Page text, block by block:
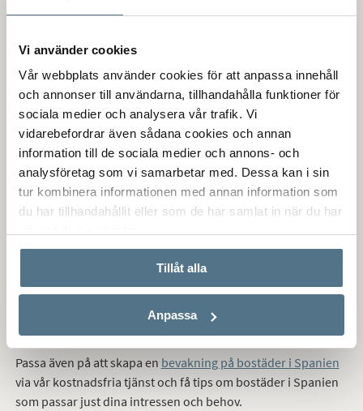
Vi använder cookies
Vår webbplats använder cookies för att anpassa innehåll
och annonser till användarna, tillhandahålla funktioner för
sociala medier och analysera vår trafik. Vi
vidarebefordrar även sådana cookies och annan
information till de sociala medier och annons- och
analysföretag som vi samarbetar med. Dessa kan i sin
tur kombinera informationen med annan information som
du har tillhandahållit eller som de har samlat in när du har
Tillåt alla
Anpassa
Det går att promenera till Nerja centrum. Det finns även
bussförbindelse. Med cykel eller bil tar det bara några
minuter.
Köpa bostad i La Exótica
Fastighetsmarknaden i Nerja erbjuder dig som köpare en
trygg och stabil investering. I La Exótica finns radhus och
som en bra investering. En bostad här kan ge riktigt
Bjurforsmäklare i Nerja
experter på bostadsmarknaden och vi kan hjälpa dig att köpa
Passa även på att skapa en bevakning på bostäder i Spanien
via vår kostnadsfria tjänst och få tips om bostäder i Spanien
som passar just dina intressen och behov.